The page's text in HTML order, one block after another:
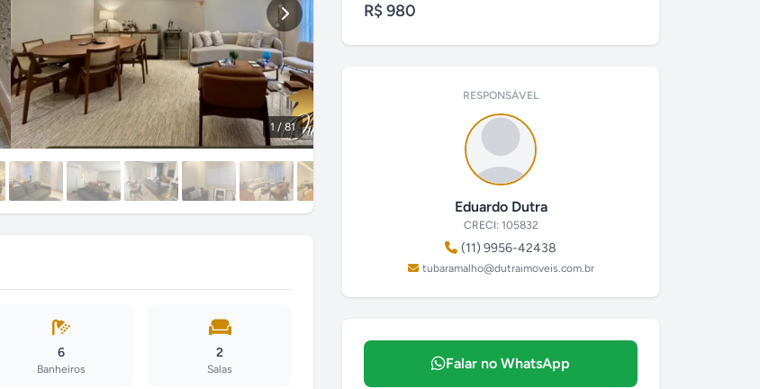
1 / 81
6
Banheiros
2
Salas
R$ 980
RESPONSÁVEL
Eduardo Dutra
CRECI: 105832
(11) 9956-42438
tubaramalho@dutraimoveis.com.br
Falar no WhatsApp